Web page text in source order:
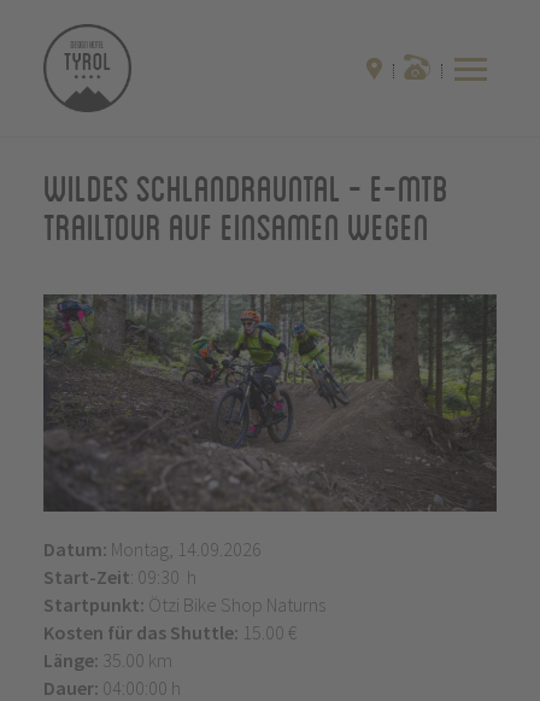
Wildes Schlandrauntal - E-MTB
Trailtour auf einsamen Wegen
Datum: Montag, 14.09.2026
Start-Zeit: 09:30 h
Startpunkt: Ötzi Bike Shop Naturns
Kosten für das Shuttle: 15.00 €
Länge: 35.00 km
Dauer: 04:00:00 h